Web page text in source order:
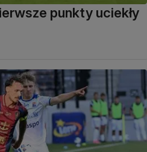
punkty uciekły